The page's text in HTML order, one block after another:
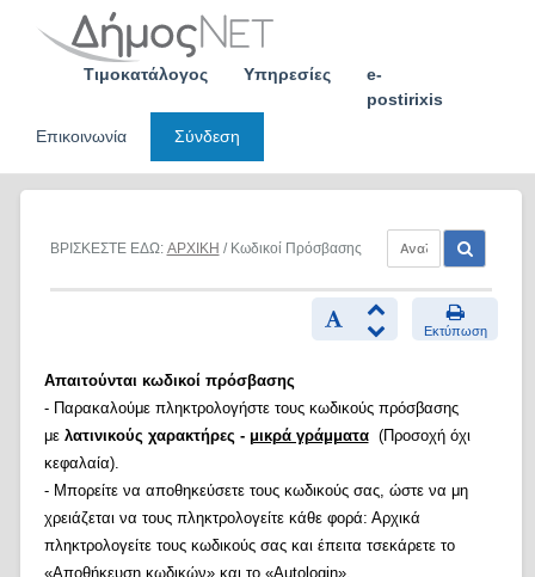
Τιμοκατάλογος Υπηρεσίες
e-
postirixis
Επικοινωνία
Σύνδεση
ΒΡΙΣΚΕΣΤΕ ΕΔΩ: ΑΡΧΙΚΗ / Κωδικοί Πρόσβασης
Εκτύπωση
Απαιτούνται κωδικοί πρόσβασης
- Παρακαλούμε πληκτρολογήστε τους κωδικούς πρόσβασης
με λατινικούς χαρακτήρες - μικρά γράμματα(Προσοχή όχι
κεφαλαία).
- Μπορείτε να αποθηκεύσετε τους κωδικούς σας, ώστε να μη
χρειάζεται να τους πληκτρολογείτε κάθε φορά: Αρχικά
πληκτρολογείτε τους κωδικούς σας και έπειτα τσεκάρετε το
«Αποθήκευση κωδικών» και το «Autologin».